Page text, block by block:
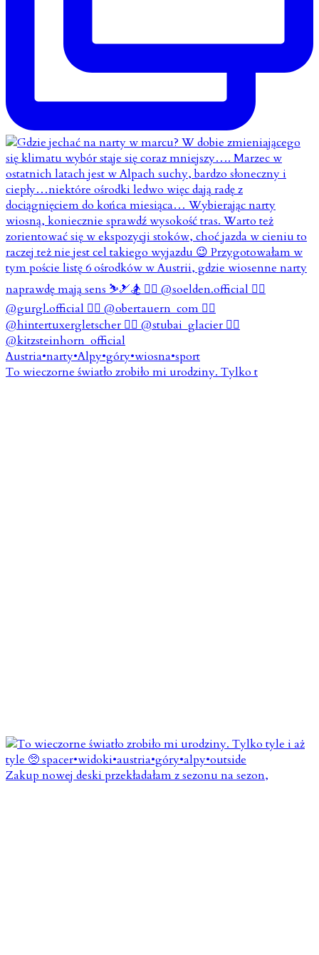
To wieczorne światło zrobiło mi urodziny. Tylko t
Zakup nowej deski przekładałam z sezonu na sezon,